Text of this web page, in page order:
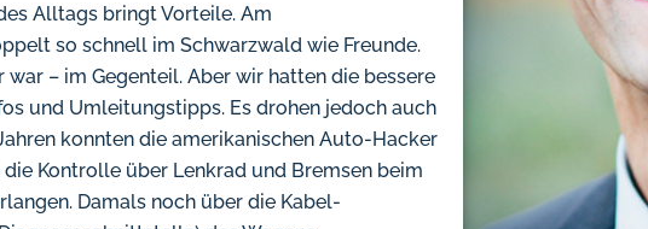
Alltags bringt Vorteile. Am
so schnell im Schwarzwald wie Freunde.
– im Gegenteil. Aber wir hatten die bessere
und Umleitungstipps. Es drohen jedoch auch
konnten die amerikanischen Auto-Hacker
Kontrolle über Lenkrad und Bremsen beim
Damals noch über die Kabel-